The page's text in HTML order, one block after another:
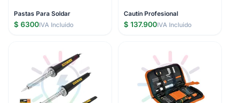
Pastas Para Soldar
$ 6300IVA Incluido
Cautín Profesional
$ 137.900IVA Incluido